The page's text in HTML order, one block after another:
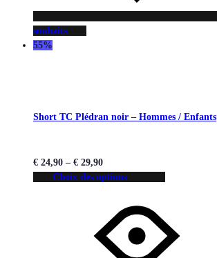
souhaits
55%
Short TC Plédran noir – Hommes / Enfants
€ 24,90 – € 29,90
Choix des options